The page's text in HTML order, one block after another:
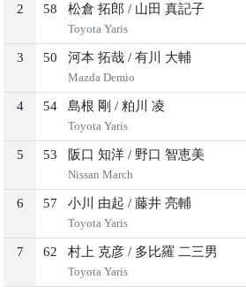
2 58 松倉 拓郎 / 山田 真記子
Toyota Yaris
3 50 河本 拓哉 / 有川 大輔
Mazda Demio
4 54 島根 剛 / 粕川 凌
Toyota Yaris
5 53 阪口 知洋 / 野口 智恵美
Nissan March
6 57 小川 由起 / 藤井 亮輔
Toyota Yaris
7 62 村上 克彦 / 多比羅 二三男
Toyota Yaris